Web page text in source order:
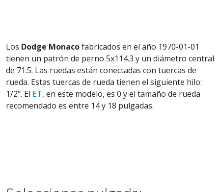
Los Dodge Monacofabricados en el año 1970-01-01
tienen un patrón de perno 5x114.3 y un diámetro central
de 71.5. Las ruedas están conectadas con tuercas de
rueda. Estas tuercas de rueda tienen el siguiente hilo:
1/2". El ET, en este modelo, es 0 y el tamaño de rueda
recomendado es entre 14 y 18 pulgadas.